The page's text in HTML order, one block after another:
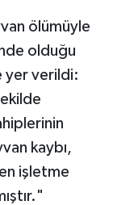
ölümüyle
olduğu
yer verildi:
kaybı,
işletme